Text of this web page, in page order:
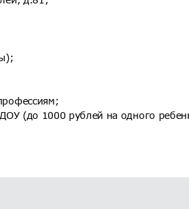
(до 1000 рублей на одного